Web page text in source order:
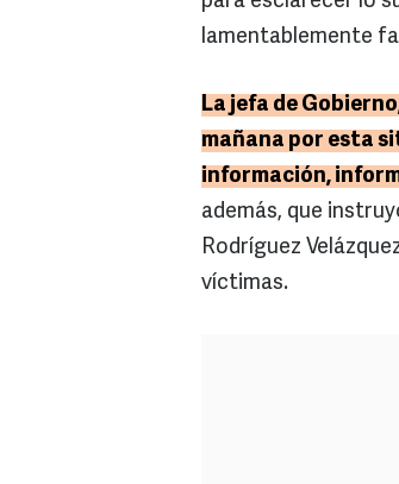
lamentablemente
La jefa de
mañana por esta
información,
además, que
Rodríguez
víctimas.